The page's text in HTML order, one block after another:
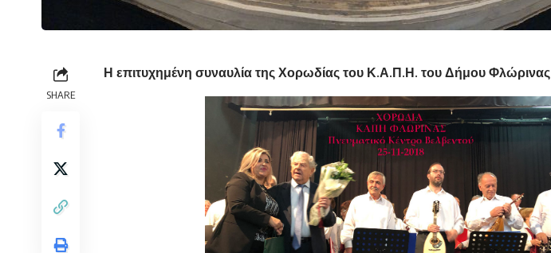
SHARE
Η επιτυχημένη συναυλία της Χορωδίας του Κ.Α.Π.Η. του Δήμου Φλώρινας